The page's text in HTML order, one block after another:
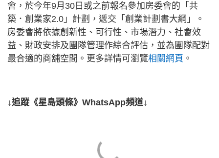
會，於今年9月30日或之前報名參加房委會的「共
築．創業家2.0」計劃，遞交「創業計劃書大綱」。
房委會將依據創新性、可行性、市場潛力、社會效
益、財政安排及團隊管理作綜合評估，並為團隊配對
最合適的商舖空間。更多詳情可瀏覽相關網頁 。
↓追蹤《星島頭條》WhatsApp頻道↓